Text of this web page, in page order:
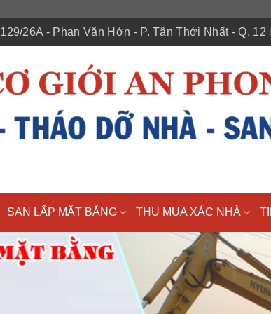
129/26A - Phan Văn Hớn - P. Tân Thới Nhất - Q. 12
SAN LẤP MẶT BẰNG THU MUA XÁC NHÀ